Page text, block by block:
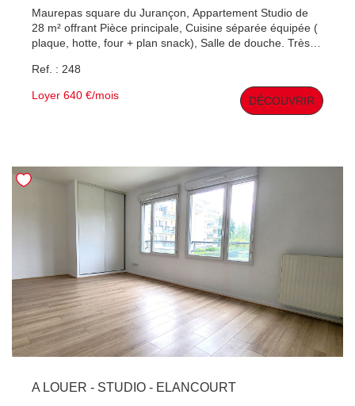
Maurepas square du Jurançon, Appartement Studio de
28 m² offrant Pièce principale, Cuisine séparée équipée (
plaque, hotte, four + plan snack), Salle de douche. Très
Ascenseur et gardien dans la copropriété. A 10 min de la
gare SNCF et des commerces. Constitution du dossier:
270 € / état des lieux : 81 €. Assurance loyer impayé:
Ref. : 248
Loyer 640 €/mois DÉCOUVRIR
A LOUER - STUDIO - ELANCOURT